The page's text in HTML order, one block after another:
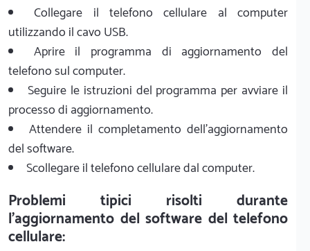
Collegare il telefono cellulare al computer
utilizzando il cavo USB.
Aprire il programma di aggiornamento del
telefono sul computer.
Seguire le istruzioni del programma per avviare il
processo di aggiornamento.
Attendere il completamento dell'aggiornamento
del software.
Scollegare il telefono cellulare dal computer.
Problemi tipici risolti durante
l'aggiornamento del software del telefono
cellulare: